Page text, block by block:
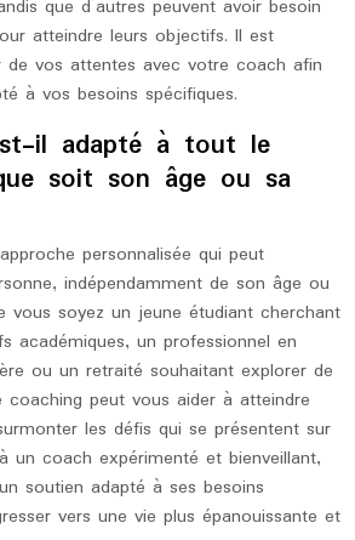
que d’autres peuvent avoir besoin
atteindre leurs objectifs. Il est
vos attentes avec votre coach afin
à vos besoins spécifiques.
il adapté à tout le
soit son âge ou sa
personnalisée qui peut
indépendamment de son âge ou
vous soyez un jeune étudiant cherchant
académiques, un professionnel en
ou un retraité souhaitant explorer de
coaching peut vous aider à atteindre
les défis qui se présentent sur
un coach expérimenté et bienveillant,
soutien adapté à ses besoins
vers une vie plus épanouissante et